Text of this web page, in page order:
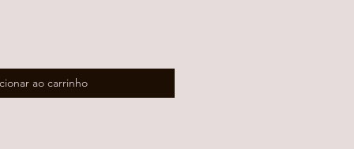
ao carrinho